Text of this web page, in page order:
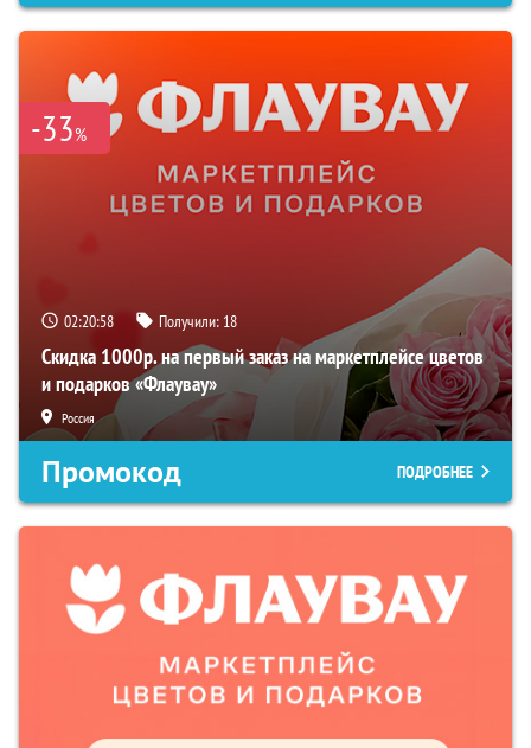
-33%
02:20:57 Получили: 18
Скидка 1000р. на первый заказ на маркетплейсе цветов
и подарков «Флаувау»
Россия
Промокод ПОДРОБНЕЕ